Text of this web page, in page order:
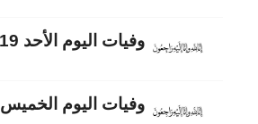
وفيات اليوم الأحد 2026/7/19
وفيات اليوم الخميس 2026/7/23